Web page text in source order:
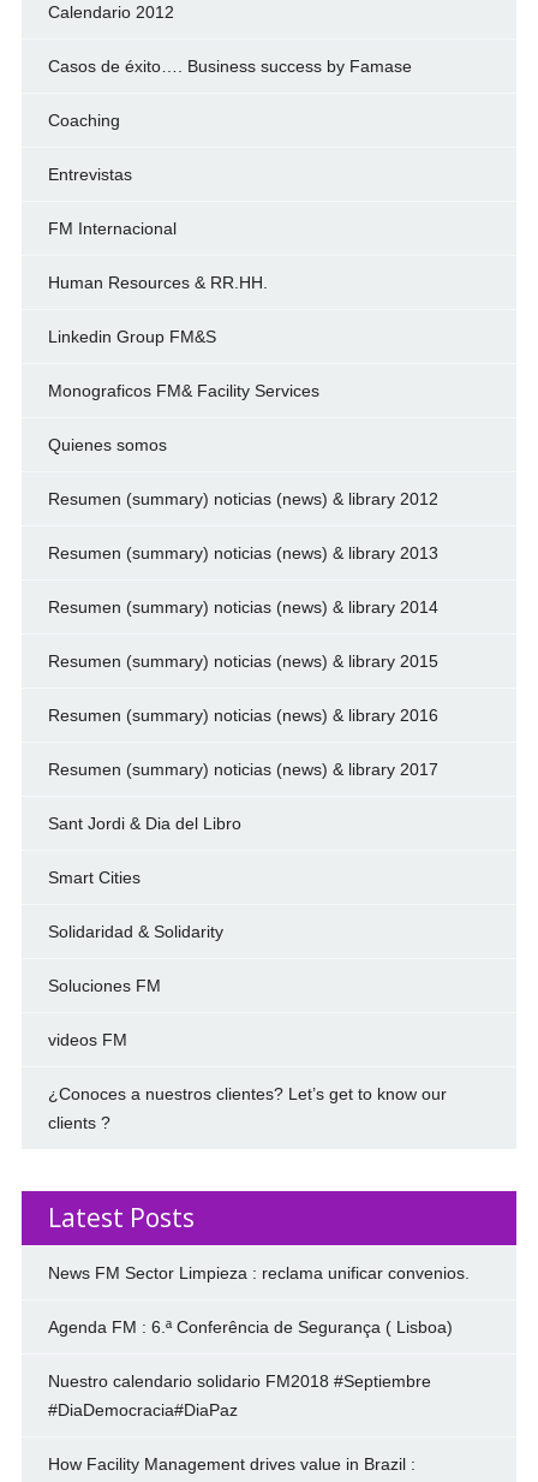
Calendario 2012
Casos de éxito…. Business success by Famase
Coaching
Entrevistas
FM Internacional
Human Resources & RR.HH.
Linkedin Group FM&S
Monograficos FM& Facility Services
Quienes somos
Resumen (summary) noticias (news) & library 2012
Resumen (summary) noticias (news) & library 2013
Resumen (summary) noticias (news) & library 2014
Resumen (summary) noticias (news) & library 2015
Resumen (summary) noticias (news) & library 2016
Resumen (summary) noticias (news) & library 2017
Sant Jordi & Dia del Libro
Smart Cities
Solidaridad & Solidarity
Soluciones FM
videos FM
¿Conoces a nuestros clientes? Let’s get to know our
clients ?
Latest Posts
News FM Sector Limpieza : reclama unificar convenios.
Agenda FM : 6.ª Conferência de Segurança ( Lisboa)
Nuestro calendario solidario FM2018 #Septiembre
#DiaDemocracia#DiaPaz
How Facility Management drives value in Brazil :